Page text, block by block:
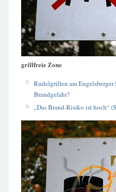
grillfreie Zone
Rudelgrillen am
Brandgefahr?
„Das Brand-Risiko ist hoch“